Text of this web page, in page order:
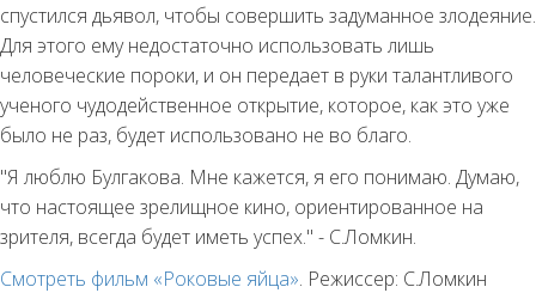
спустился дьявол, чтобы совершить задуманное злодеяние.
Для этого ему недостаточно использовать лишь
человеческие пороки, и он передает в руки талантливого
ученого чудодейственное открытие, которое, как это уже
было не раз, будет использовано не во благо.
"Я люблю Булгакова. Мне кажется, я его понимаю. Думаю,
что настоящее зрелищное кино, ориентированное на
зрителя, всегда будет иметь успех." - С.Ломкин.
Смотреть фильм «Роковые яйца». Режиссер: С.Ломкин